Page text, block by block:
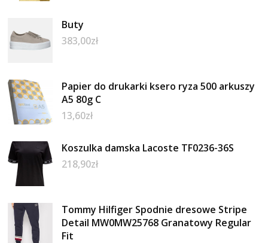
Buty
383,00zł
Papier do drukarki ksero ryza 500 arkuszy
A5 80g C
13,60zł
Koszulka damska Lacoste TF0236-36S
218,90zł
Tommy Hilfiger Spodnie dresowe Stripe
Detail MW0MW25768 Granatowy Regular
Fit